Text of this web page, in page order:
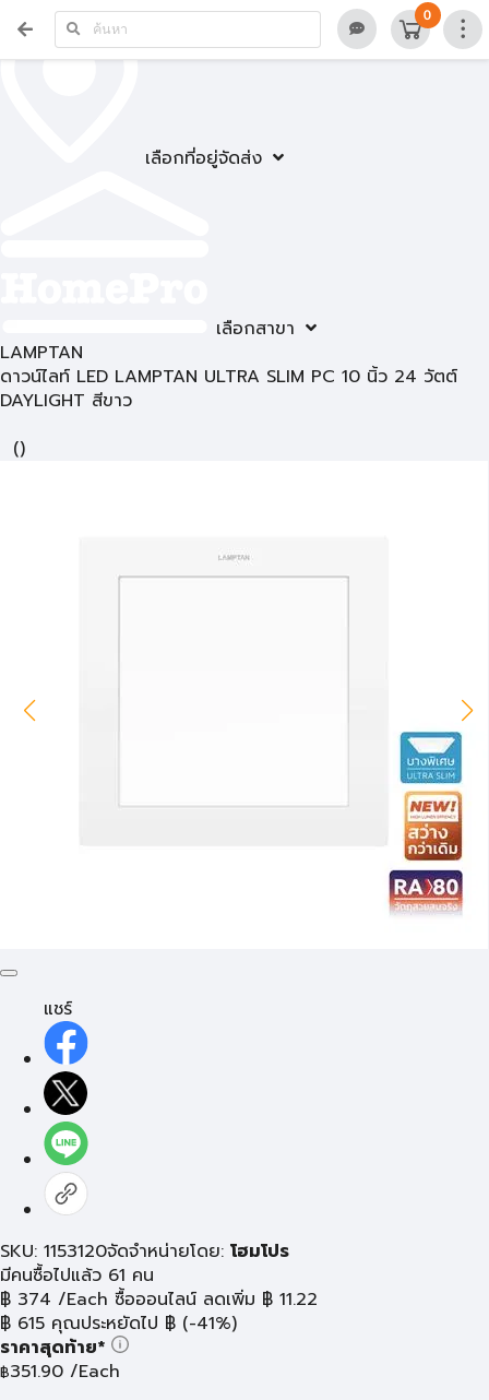
เลือกที่อยู่จัดส่ง
เลือกสาขา
0
LAMPTAN
ดาวน์ไลท์ LED LAMPTAN ULTRA SLIM PC 10 นิ้ว 24 วัตต์
DAYLIGHT สีขาว
()
แชร์
SKU: 1153120จัดจำหน่ายโดย: โฮมโปร
มีคนซื้อไปแล้ว 61 คน
฿ 374 /Each ซื้อออนไลน์ ลดเพิ่ม ฿ 11.22
฿ 615 คุณประหยัดไป ฿ (-41%)
ราคาสุดท้าย*
฿351.90 /Each